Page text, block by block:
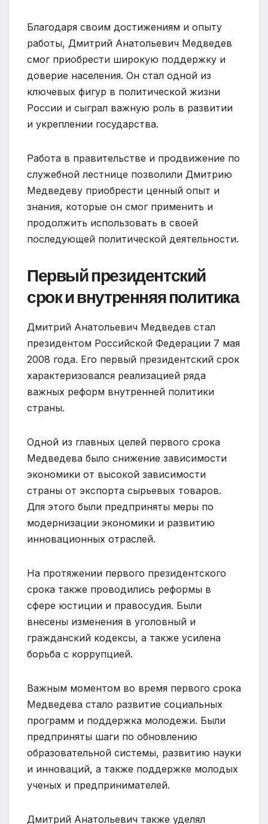
Благодаря своим достижениям и опыту
работы, Дмитрий Анатольевич Медведев
смог приобрести широкую поддержку и
доверие населения. Он стал одной из
ключевых фигур в политической жизни
России и сыграл важную роль в развитии
и укреплении государства.
Работа в правительстве и продвижение по
служебной лестнице позволили Дмитрию
Медведеву приобрести ценный опыт и
знания, которые он смог применить и
продолжить использовать в своей
последующей политической деятельности.
Первый президентский
срок и внутренняя политика
Дмитрий Анатольевич Медведев стал
президентом Российской Федерации 7 мая
2008 года. Его первый президентский срок
характеризовался реализацией ряда
важных реформ внутренней политики
страны.
Одной из главных целей первого срока
Медведева было снижение зависимости
экономики от высокой зависимости
страны от экспорта сырьевых товаров.
Для этого были предприняты меры по
модернизации экономики и развитию
инновационных отраслей.
На протяжении первого президентского
срока также проводились реформы в
сфере юстиции и правосудия. Были
внесены изменения в уголовный и
гражданский кодексы, а также усилена
борьба с коррупцией.
Важным моментом во время первого срока
Медведева стало развитие социальных
программ и поддержка молодежи. Были
предприняты шаги по обновлению
образовательной системы, развитию науки
и инноваций, а также поддержке молодых
ученых и предпринимателей.
Дмитрий Анатольевич также уделял